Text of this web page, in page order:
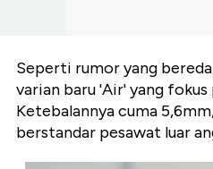
Seperti rumor yang
varian baru 'Air' yang
Ketebalannya cuma
berstandar pesawat luar